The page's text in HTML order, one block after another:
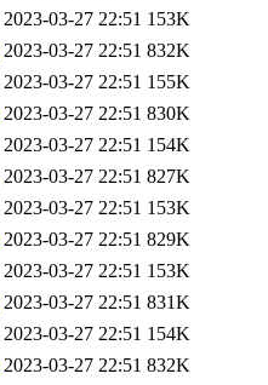
2023-03-27 22:51 153K
2023-03-27 22:51 832K
2023-03-27 22:51 155K
2023-03-27 22:51 830K
2023-03-27 22:51 154K
2023-03-27 22:51 827K
2023-03-27 22:51 153K
2023-03-27 22:51 829K
2023-03-27 22:51 153K
2023-03-27 22:51 831K
2023-03-27 22:51 154K
2023-03-27 22:51 832K